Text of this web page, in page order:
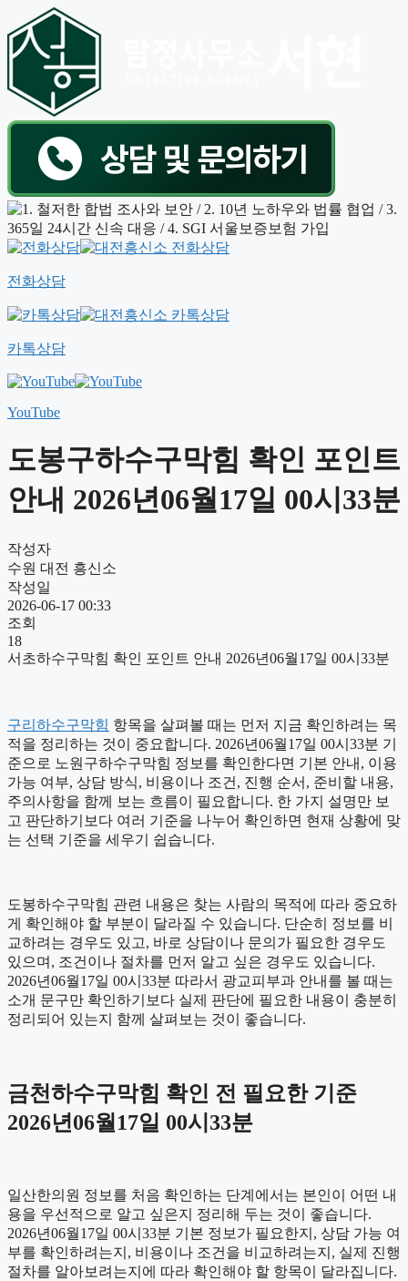
전화상담
카톡상담
YouTube
도봉구하수구막힘 확인 포인트
안내 2026년06월17일 00시33분
작성자
수원 대전 흥신소
작성일
2026-06-17 00:33
조회
18
서초하수구막힘 확인 포인트 안내 2026년06월17일 00시33분
구리하수구막힘 항목을 살펴볼 때는 먼저 지금 확인하려는 목
적을 정리하는 것이 중요합니다. 2026년06월17일 00시33분 기
준으로 노원구하수구막힘 정보를 확인한다면 기본 안내, 이용
가능 여부, 상담 방식, 비용이나 조건, 진행 순서, 준비할 내용,
주의사항을 함께 보는 흐름이 필요합니다. 한 가지 설명만 보
고 판단하기보다 여러 기준을 나누어 확인하면 현재 상황에 맞
는 선택 기준을 세우기 쉽습니다.
도봉하수구막힘 관련 내용은 찾는 사람의 목적에 따라 중요하
게 확인해야 할 부분이 달라질 수 있습니다. 단순히 정보를 비
교하려는 경우도 있고, 바로 상담이나 문의가 필요한 경우도
있으며, 조건이나 절차를 먼저 알고 싶은 경우도 있습니다.
2026년06월17일 00시33분 따라서 광교피부과 안내를 볼 때는
소개 문구만 확인하기보다 실제 판단에 필요한 내용이 충분히
정리되어 있는지 함께 살펴보는 것이 좋습니다.
금천하수구막힘 확인 전 필요한 기준
2026년06월17일 00시33분
일산한의원 정보를 처음 확인하는 단계에서는 본인이 어떤 내
용을 우선적으로 알고 싶은지 정리해 두는 것이 좋습니다.
2026년06월17일 00시33분 기본 정보가 필요한지, 상담 가능 여
부를 확인하려는지, 비용이나 조건을 비교하려는지, 실제 진행
절차를 알아보려는지에 따라 확인해야 할 항목이 달라집니다.